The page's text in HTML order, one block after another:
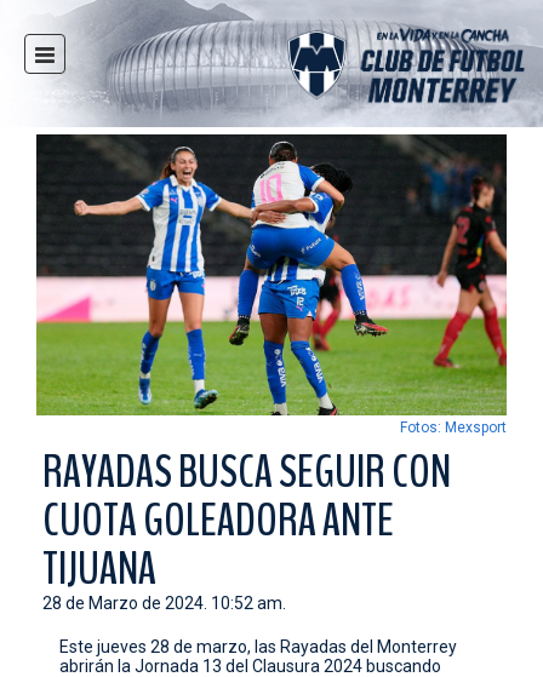
INICIO
NOTICIAS
MULTIMEDIA
RAYADOS
RAYADAS
FUERZAS BÁSICAS
RESPONSABILIDAD SOCIAL
TAQUILLA
TIENDA
ESTADIO
PRENSA
CONTACTO
Fotos: Mexsport
RAYADAS BUSCA SEGUIR CON
CUOTA GOLEADORA ANTE
TIJUANA
28 de Marzo de 2024. 10:52 am.
Este jueves 28 de marzo, las Rayadas del Monterrey
abrirán la Jornada 13 del Clausura 2024 buscando